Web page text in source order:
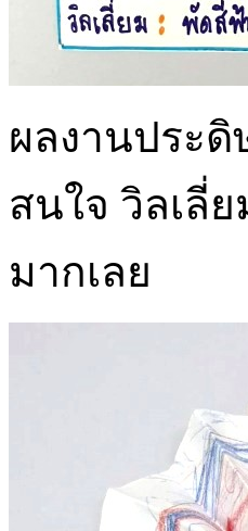
ผลงานประ
สนใจ วิลเลี่
มากเลย